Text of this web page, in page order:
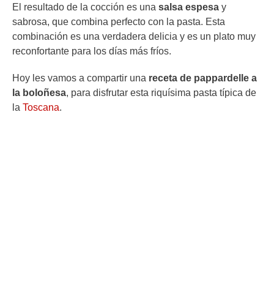
El resultado de la cocción es una salsa espesa y
sabrosa, que combina perfecto con la pasta. Esta
combinación es una verdadera delicia y es un plato muy
reconfortante para los días más fríos.
Hoy les vamos a compartir una receta de pappardelle a
la boloñesa, para disfrutar esta riquísima pasta típica de
la Toscana.